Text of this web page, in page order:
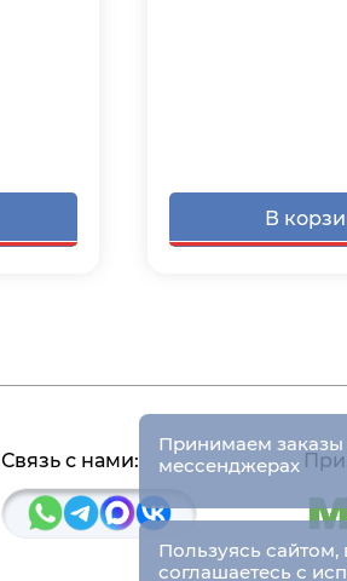
В
Связь с нами:
Пользуясь сайтом,
соглашаетесь с
Принимаем заказы
мессенджерах